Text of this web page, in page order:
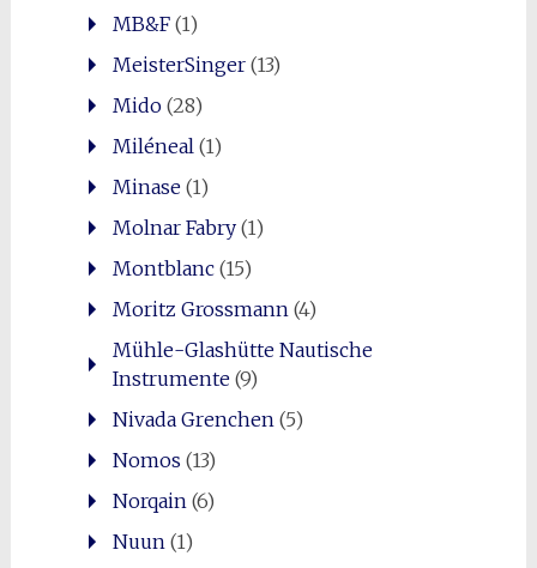
MB&F(1)
MeisterSinger(13)
Mido(28)
Miléneal (1)
Minase(1)
Molnar Fabry(1)
Montblanc(15)
Moritz Grossmann (4)
Mühle-Glashütte Nautische
Instrumente(9)
Nivada Grenchen (5)
Nomos (13)
Norqain (6)
Nuun (1)